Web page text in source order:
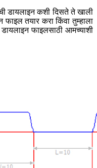
डायलाइन कशी दिसते ते खाली
तयार करा किंवा तुम्हाला
फाइलसाठी आमच्याशी